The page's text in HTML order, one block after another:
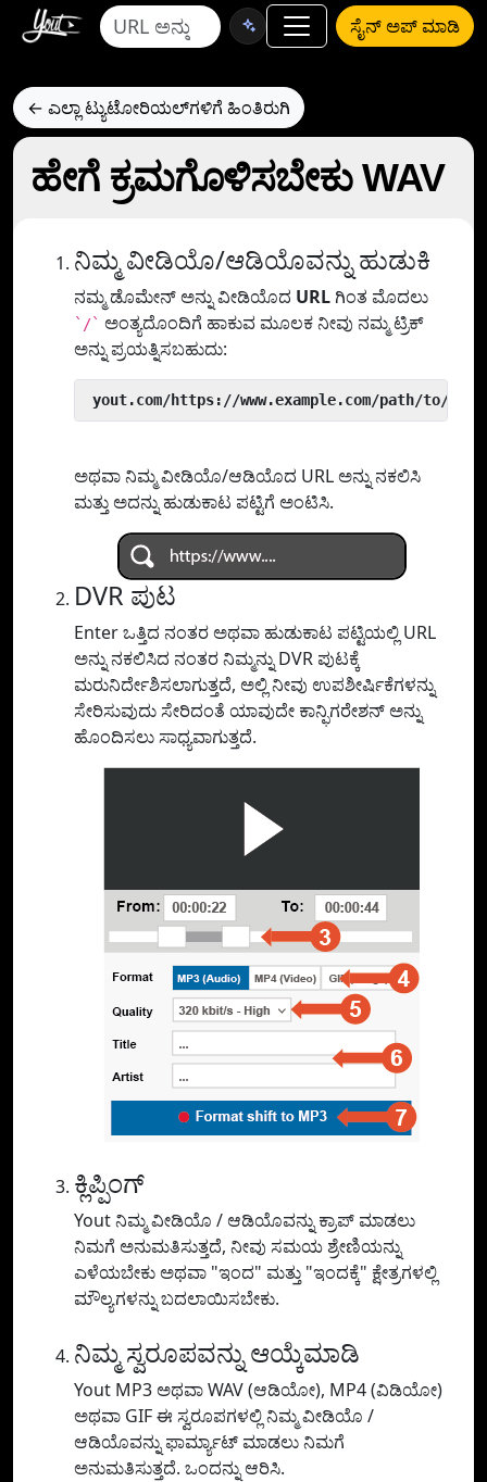
ಸೈನ್ ಅಪ್ ಮಾಡಿ
← ಎಲ್ಲಾ ಟ್ಯುಟೋರಿಯಲ್‌ಗಳಿಗೆ ಹಿಂತಿರುಗಿ
ಹೇಗೆ ಕ್ರಮಗೊಳಿಸಬೇಕು WAV
ನಿಮ್ಮ ವೀಡಿಯೊ/ಆಡಿಯೊವನ್ನು ಹುಡುಕಿ
ನಮ್ಮ ಡೊಮೇನ್ ಅನ್ನು ವೀಡಿಯೊದ URL ಗಿಂತ ಮೊದಲು
`/` ಅಂತ್ಯದೊಂದಿಗೆ ಹಾಕುವ ಮೂಲಕ ನೀವು ನಮ್ಮ ಟ್ರಿಕ್
ಅನ್ನು ಪ್ರಯತ್ನಿಸಬಹುದು:
yout.com/https://www.example.com/path/to/
ಅಥವಾ ನಿಮ್ಮ ವೀಡಿಯೊ/ಆಡಿಯೊದ URL ಅನ್ನು ನಕಲಿಸಿ
ಮತ್ತು ಅದನ್ನು ಹುಡುಕಾಟ ಪಟ್ಟಿಗೆ ಅಂಟಿಸಿ.
DVR ಪುಟ
Enter ಒತ್ತಿದ ನಂತರ ಅಥವಾ ಹುಡುಕಾಟ ಪಟ್ಟಿಯಲ್ಲಿ URL
ಅನ್ನು ನಕಲಿಸಿದ ನಂತರ ನಿಮ್ಮನ್ನು DVR ಪುಟಕ್ಕೆ
ಮರುನಿರ್ದೇಶಿಸಲಾಗುತ್ತದೆ, ಅಲ್ಲಿ ನೀವು ಉಪಶೀರ್ಷಿಕೆಗಳನ್ನು
ಸೇರಿಸುವುದು ಸೇರಿದಂತೆ ಯಾವುದೇ ಕಾನ್ಫಿಗರೇಶನ್ ಅನ್ನು
ಹೊಂದಿಸಲು ಸಾಧ್ಯವಾಗುತ್ತದೆ.
ಕ್ಲಿಪ್ಪಿಂಗ್
Yout ನಿಮ್ಮ ವೀಡಿಯೊ / ಆಡಿಯೊವನ್ನು ಕ್ರಾಪ್ ಮಾಡಲು
ನಿಮಗೆ ಅನುಮತಿಸುತ್ತದೆ, ನೀವು ಸಮಯ ಶ್ರೇಣಿಯನ್ನು
ಎಳೆಯಬೇಕು ಅಥವಾ "ಇಂದ" ಮತ್ತು "ಇಂದಕ್ಕೆ" ಕ್ಷೇತ್ರಗಳಲ್ಲಿ
ಮೌಲ್ಯಗಳನ್ನು ಬದಲಾಯಿಸಬೇಕು.
ನಿಮ್ಮ ಸ್ವರೂಪವನ್ನು ಆಯ್ಕೆಮಾಡಿ
Yout MP3 ಅಥವಾ WAV (ಆಡಿಯೋ), MP4 (ವಿಡಿಯೋ)
ಅಥವಾ GIF ಈ ಸ್ವರೂಪಗಳಲ್ಲಿ ನಿಮ್ಮ ವೀಡಿಯೊ /
ಆಡಿಯೊವನ್ನು ಫಾರ್ಮ್ಯಾಟ್ ಮಾಡಲು ನಿಮಗೆ
ಅನುಮತಿಸುತ್ತದೆ. ಒಂದನ್ನು ಆರಿಸಿ.